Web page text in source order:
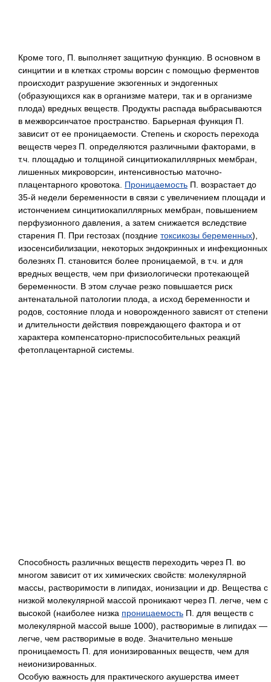
Кроме того, П. выполняет защитную функцию. В основном в
синцитии и в клетках стромы ворсин с помощью ферментов
происходит разрушение экзогенных и эндогенных
(образующихся как в организме матери, так и в организме
плода) вредных веществ. Продукты распада выбрасываются
в межворсинчатое пространство. Барьерная функция П.
зависит от ее проницаемости. Степень и скорость перехода
веществ через П. определяются различными факторами, в
т.ч. площадью и толщиной синцитиокапиллярных мембран,
лишенных микроворсин, интенсивностью маточно-
плацентарного кровотока. Проницаемость П. возрастает до
35-й недели беременности в связи с увеличением площади и
истончением синцитиокапиллярных мембран, повышением
перфузионного давления, а затем снижается вследствие
старения П. При гестозах (поздние токсикозы беременных),
изосенсибилизации, некоторых эндокринных и инфекционных
болезнях П. становится более проницаемой, в т.ч. и для
вредных веществ, чем при физиологически протекающей
беременности. В этом случае резко повышается риск
антенатальной патологии плода, а исход беременности и
родов, состояние плода и новорожденного зависят от степени
и длительности действия повреждающего фактора и от
характера компенсаторно-приспособительных реакций
фетоплацентарной системы.
Способность различных веществ переходить через П. во
многом зависит от их химических свойств: молекулярной
массы, растворимости в липидах, ионизации и др. Вещества с
низкой молекулярной массой проникают через П. легче, чем с
высокой (наиболее низка проницаемость П. для веществ с
молекулярной массой выше 1000), растворимые в липидах —
легче, чем растворимые в воде. Значительно меньше
проницаемость П. для ионизированных веществ, чем для
неионизированных.
Особую важность для практического акушерства имеет